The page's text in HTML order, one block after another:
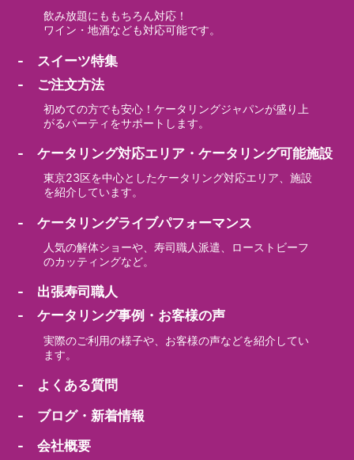
飲み放題にももちろん対応！
ワイン・地酒なども対応可能です。
- スイーツ特集
- ご注文方法
初めての方でも安心！ケータリングジャパンが盛り上
がるパーティをサポートします。
- ケータリング対応エリア・ケータリング可能施設
東京23区を中心としたケータリング対応エリア、施設
を紹介しています。
- ケータリングライブパフォーマンス
人気の解体ショーや、寿司職人派遣、ローストビーフ
のカッティングなど。
- 出張寿司職人
- ケータリング事例・お客様の声
実際のご利用の様子や、お客様の声などを紹介してい
ます。
- よくある質問
- ブログ・新着情報
- 会社概要